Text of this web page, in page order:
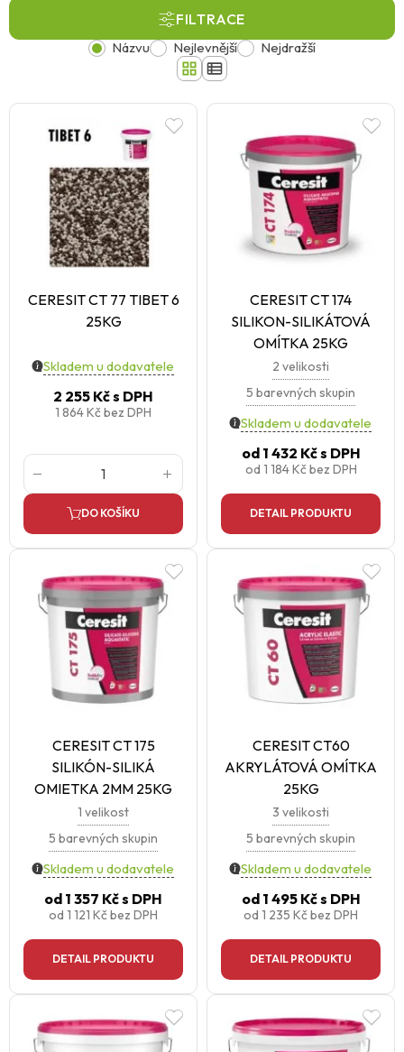
FILTRACE
Názvu Nejlevnější Nejdražší
CERESIT CT 77 TIBET 6
25KG
Skladem u dodavatele
2 255 Kčs DPH
1 864 Kčbez DPH
DO KOŠÍKU
CERESIT CT 174
SILIKON-SILIKÁTOVÁ
OMÍTKA 25KG
2 velikosti
5 barevných skupin
Skladem u dodavatele
od1 432 Kčs DPH
od 1 184 Kčbez DPH
DETAIL PRODUKTU
CERESIT CT 175
SILIKÓN-SILIKÁ
OMIETKA 2MM 25KG
1 velikost
5 barevných skupin
Skladem u dodavatele
od 1 357 Kčs DPH
od 1 121 Kčbez DPH
DETAIL PRODUKTU
CERESIT CT60
AKRYLÁTOVÁ OMÍTKA
25KG
3 velikosti
5 barevných skupin
Skladem u dodavatele
od1 495 Kčs DPH
od 1 235 Kčbez DPH
DETAIL PRODUKTU